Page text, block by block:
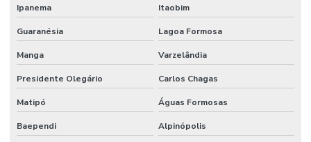
Prevenção De Falhas Em Equipamentos
Profissionais de manutenção
Profissional de limpeza
Profissional de limpeza industrial
Projetos de infraestrutura e manutenção empresarial
Rede De Manutenção Preventiva
Ipanema Itaobim
Guaranésia Lagoa Formosa
Manga Varzelândia
Presidente Olegário Carlos Chagas
Matipó Águas Formosas
Baependi Alpinópolis